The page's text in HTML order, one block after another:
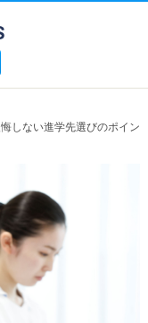
しない進学先選びのポイン